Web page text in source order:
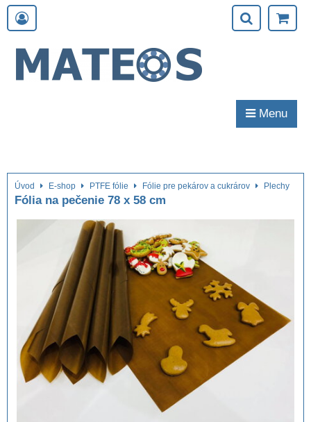
Menu
Úvod E-shop PTFE fólie Fólie pre pekárov a cukrárov Plechy
Fólia na pečenie 78 x 58 cm